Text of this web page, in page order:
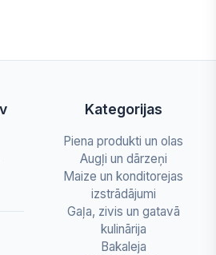
Kategorijas
Piena produkti un olas
Augļi un dārzeņi
Maize un konditorejas
izstrādājumi
Gaļa, zivis un gatavā
kulinārija
Bakaleja